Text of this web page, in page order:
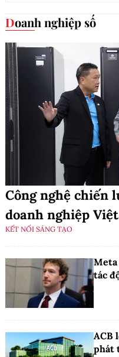
Doanh nghiệp số
Công nghệ chiến
doanh nghiệp
KẾT NỐI SÁNG TẠO
Meta
tác
ACB
phát